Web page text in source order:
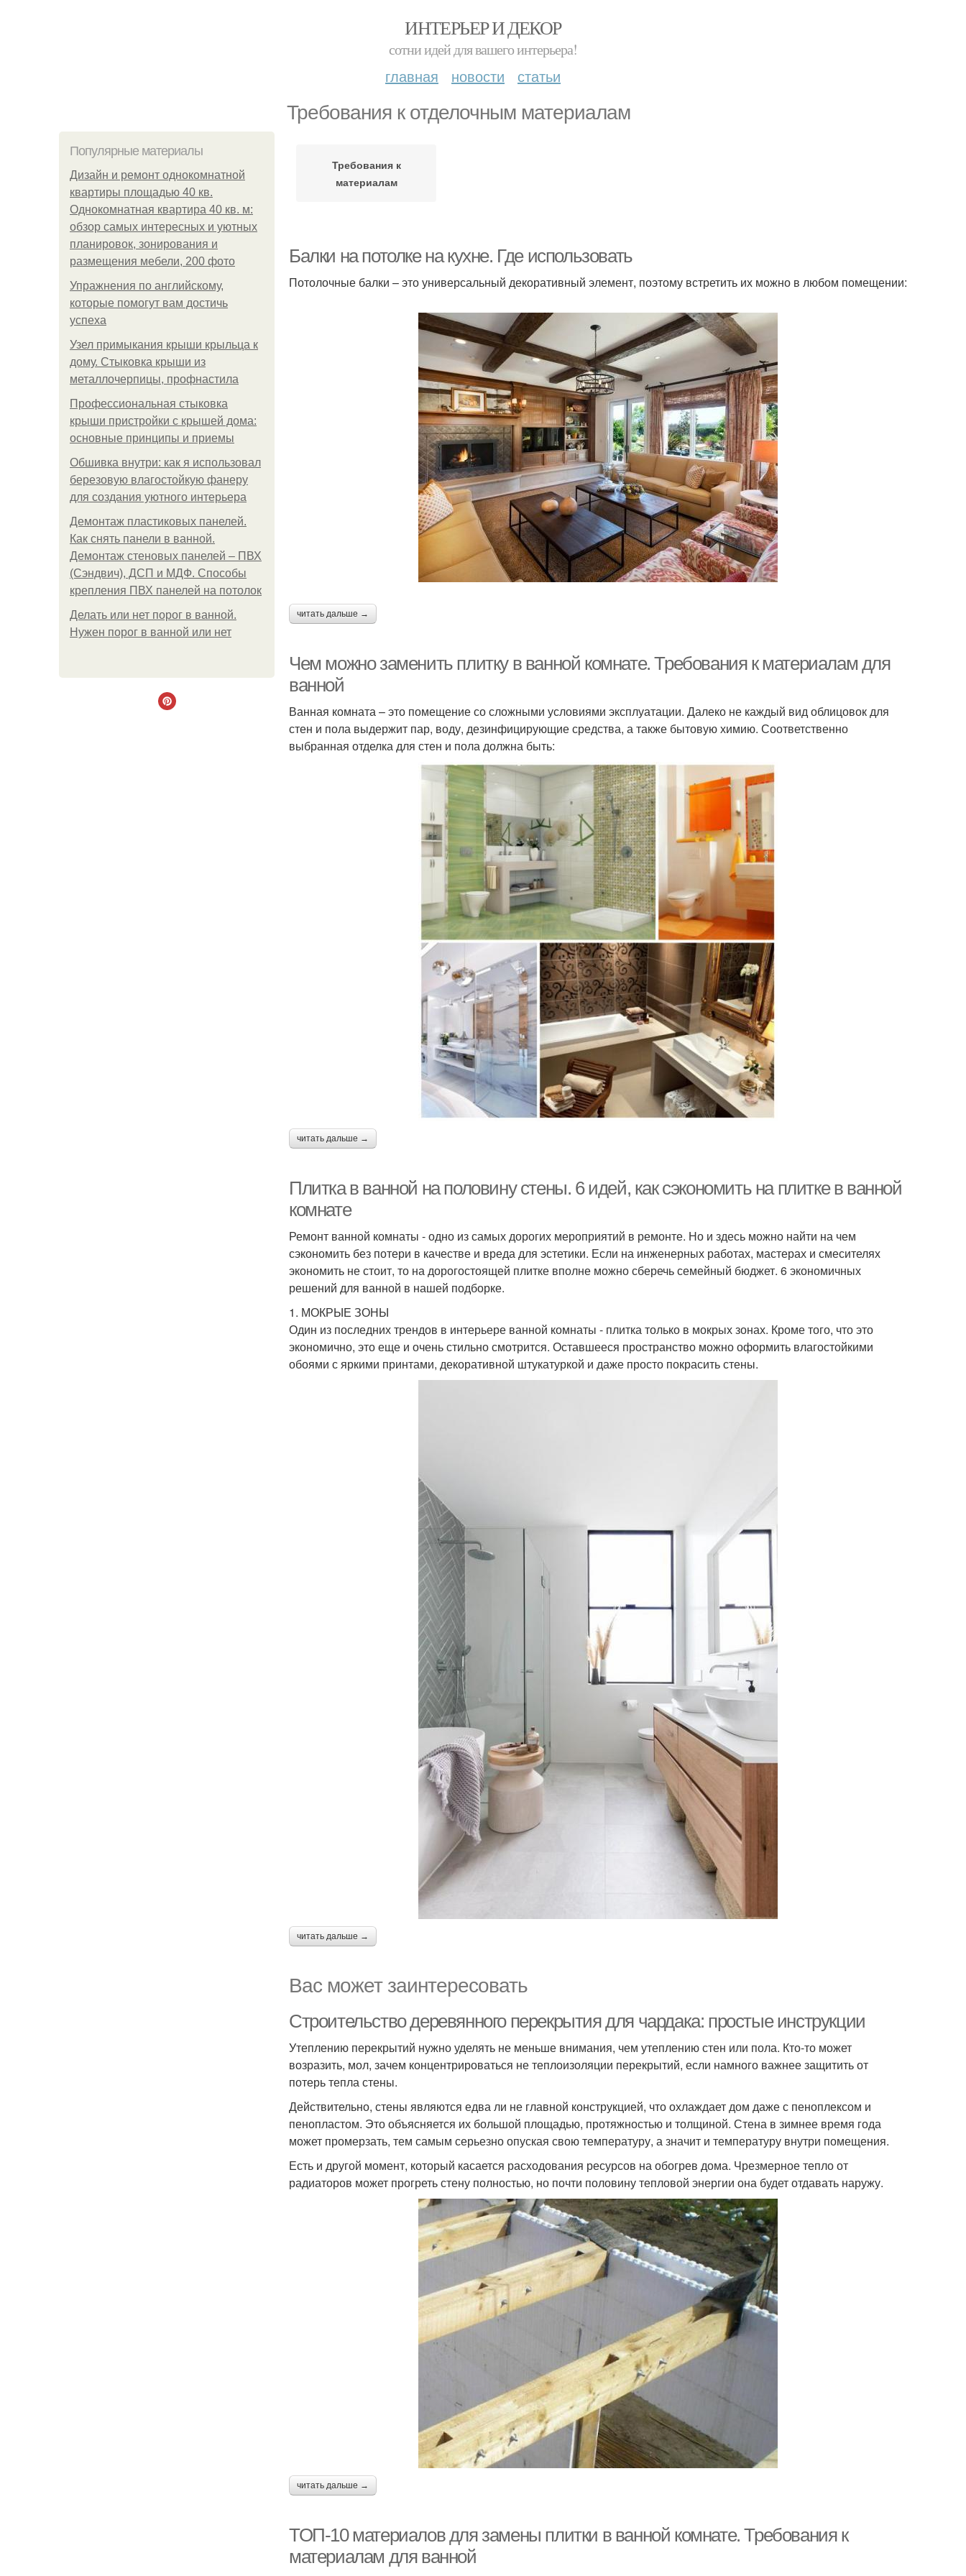
ИНТЕРЬЕР И ДЕКОР
сотни идей для вашего интерьера!
главная новости статьи
Требования к отделочным материалам
Популярные материалы
Дизайн и ремонт однокомнатной
квартиры площадью 40 кв.
Однокомнатная квартира 40 кв. м:
обзор самых интересных и уютных
планировок, зонирования и
размещения мебели, 200 фото
Упражнения по английскому,
которые помогут вам достичь
успеха
Узел примыкания крыши крыльца к
дому. Стыковка крыши из
металлочерпицы, профнастила
Профессиональная стыковка
крыши пристройки с крышей дома:
основные принципы и приемы
Обшивка внутри: как я использовал
березовую влагостойкую фанеру
для создания уютного интерьера
Демонтаж пластиковых панелей.
Как снять панели в ванной.
Демонтаж стеновых панелей – ПВХ
(Сэндвич), ДСП и МДФ. Способы
крепления ПВХ панелей на потолок
Делать или нет порог в ванной.
Нужен порог в ванной или нет
Требования к
материалам
Балки на потолке на кухне. Где использовать
Потолочные балки – это универсальный декоративный элемент, поэтому встретить их можно в любом помещении:
читать дальше →
Чем можно заменить плитку в ванной комнате. Требования к материалам для
ванной
Ванная комната – это помещение со сложными условиями эксплуатации. Далеко не каждый вид облицовок для
стен и пола выдержит пар, воду, дезинфицирующие средства, а также бытовую химию. Соответственно
выбранная отделка для стен и пола должна быть:
читать дальше →
Плитка в ванной на половину стены. 6 идей, как сэкономить на плитке в ванной
комнате
Ремонт ванной комнаты - одно из самых дорогих мероприятий в ремонте. Но и здесь можно найти на чем
сэкономить без потери в качестве и вреда для эстетики. Если на инженерных работах, мастерах и смесителях
экономить не стоит, то на дорогостоящей плитке вполне можно сберечь семейный бюджет. 6 экономичных
решений для ванной в нашей подборке.
1. МОКРЫЕ ЗОНЫ
Один из последних трендов в интерьере ванной комнаты - плитка только в мокрых зонах. Кроме того, что это
экономично, это еще и очень стильно смотрится. Оставшееся пространство можно оформить влагостойкими
обоями с яркими принтами, декоративной штукатуркой и даже просто покрасить стены.
читать дальше →
Вас может заинтересовать
Строительство деревянного перекрытия для чардака: простые инструкции
Утеплению перекрытий нужно уделять не меньше внимания, чем утеплению стен или пола. Кто-то может
возразить, мол, зачем концентрироваться не теплоизоляции перекрытий, если намного важнее защитить от
потерь тепла стены.
Действительно, стены являются едва ли не главной конструкцией, что охлаждает дом даже с пеноплексом и
пенопластом. Это объясняется их большой площадью, протяжностью и толщиной. Стена в зимнее время года
может промерзать, тем самым серьезно опуская свою температуру, а значит и температуру внутри помещения.
Есть и другой момент, который касается расходования ресурсов на обогрев дома. Чрезмерное тепло от
радиаторов может прогреть стену полностью, но почти половину тепловой энергии она будет отдавать наружу.
читать дальше →
ТОП-10 материалов для замены плитки в ванной комнате. Требования к
материалам для ванной